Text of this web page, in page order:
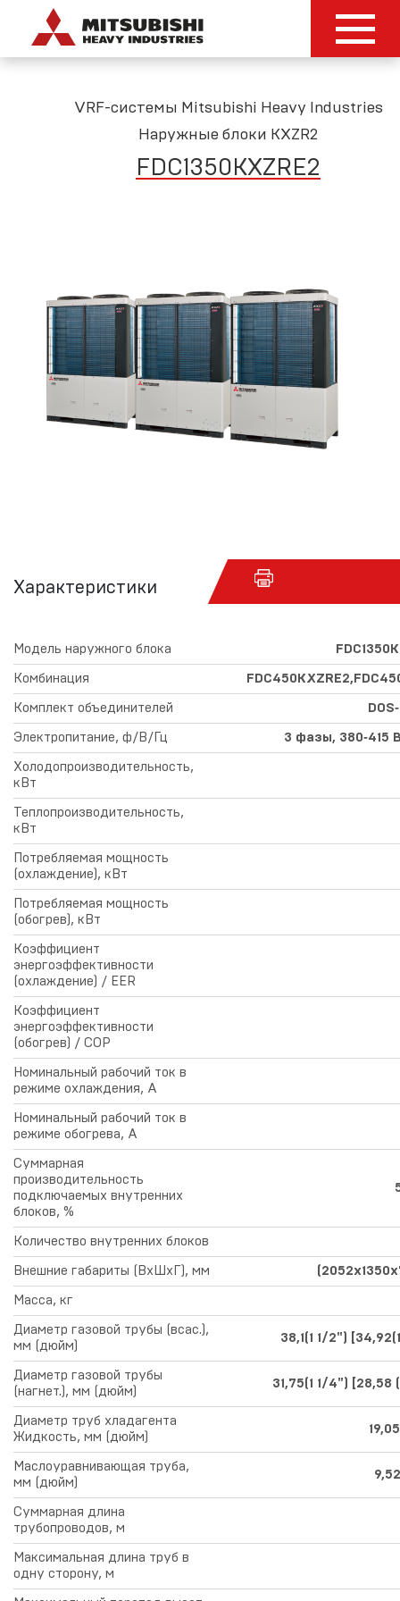
VRF-системы Mitsubishi Heavy Industries
Наружные блоки KXZR2
FDC1350KXZRE2
Характеристики
Модель наружного блока
Комбинация
Комплект объединителей
Электропитание, ф/В/Гц 3 фазы, 380‑415
Холодопроизводительность,
кВт
Теплопроизводительность,
кВт
Потребляемая мощность
(охлаждение), кВт
Потребляемая мощность
(обогрев), кВт
Коэффициент
энергоэффективности
(охлаждение) / EER
Коэффициент
энергоэффективности
(обогрев) / COP
Номинальный рабочий ток в
режиме охлаждения, А
Номинальный рабочий ток в
режиме обогрева, А
Суммарная
производительность
подключаемых внутренних
блоков, %
Количество внутренних блоков
Внешние габариты (ВхШхГ), мм
Масса, кг
Диаметр газовой трубы (всас.),
мм (дюйм)
38,1(1 1/2")
Диаметр газовой трубы
(нагнет.), мм (дюйм)
31,75(1 1/4") [28,58
Диаметр труб хладагента
Жидкость, мм (дюйм)
Маслоуравнивающая труба,
мм (дюйм)
Суммарная длина
трубопроводов, м
Максимальная длина труб в
одну сторону, м